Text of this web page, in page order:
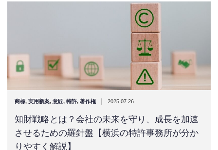
商標, 実用新案, 意匠, 特許, 著作権 | 2025.07.26
知財戦略とは？会社の未来を守り、成長を加速
させるための羅針盤【横浜の特許事務所が分か
りやすく解説】